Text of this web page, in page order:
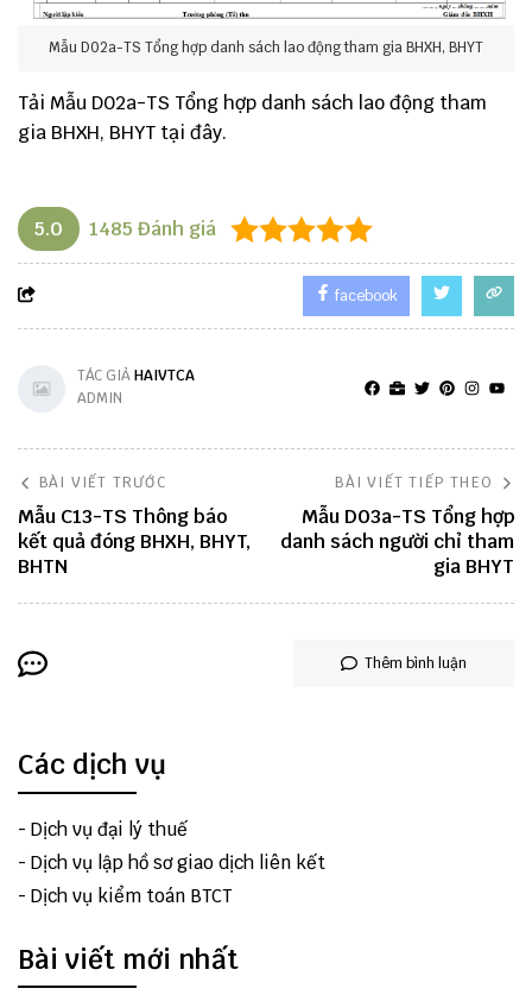
Mẫu D02a-TS Tổng hợp danh sách lao động tham gia BHXH, BHYT
Tải Mẫu D02a-TS Tổng hợp danh sách lao động tham
gia BHXH, BHYT tại đây.
5.0 1485 Đánh giá
facebook
TÁC GIẢHAIVTCA
ADMIN
BÀI VIẾT TRƯỚC
Mẫu C13-TS Thông báo
kết quả đóng BHXH, BHYT,
BHTN
BÀI VIẾT TIẾP THEO
Mẫu D03a-TS Tổng hợp
danh sách người chỉ tham
gia BHYT
Thêm bình luận
Các dịch vụ
- Dịch vụ đại lý thuế
- Dịch vụ lập hồ sơ giao dịch liên kết
- Dịch vụ kiểm toán BTCT
Bài viết mới nhất